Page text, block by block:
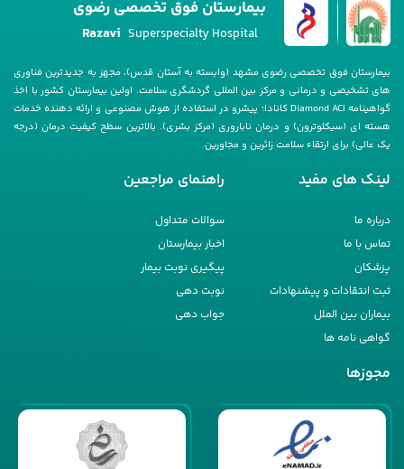
بیمارستان فوق تخصصی رضوی
Razavi Superspecialty Hospital
بیمارستان فوق تخصصی رضوی مشهد (وابسته به آستان قدس)، مجهز به جدیدترین فناوری
های تشخیصی و درمانی و مرکز بین المللی گردشگری سلامت. اولین بیمارستان کشور با اخذ
گواهینامه Diamond ACI کانادا؛ پیشرو در استفاده از هوش مصنوعی و ارائه دهنده خدمات
هسته ای (سیکلوترون) و درمان ناباروری (مرکز بشری). بالاترین سطح کیفیت درمان (درجه
یک عالی) برای ارتقاء سلامت زائرین و مجاورین.
لینک های مفید
درباره ما
تماس با ما
پزشکان
ثبت انتقادات و پیشنهادات
بیماران بین الملل
گواهی نامه ها
راهنمای مراجعین
سوالات متداول
اخبار بیمارستان
پیگیری نوبت بیمار
نوبت دهی
جواب دهی
مجوزها